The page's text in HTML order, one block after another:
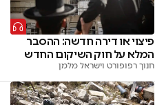
פיצוי או דירה חדשה: ההסבר
המלא על חוק השיקום החדש
חנוך רפופורט וישראל מלמן